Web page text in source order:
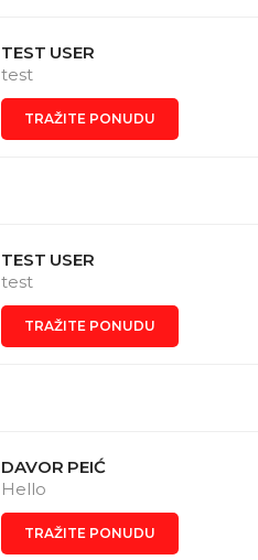
TEST USER
test
TRAŽITE PONUDU
TEST USER
test
TRAŽITE PONUDU
DAVOR PEIĆ
Hello
TRAŽITE PONUDU